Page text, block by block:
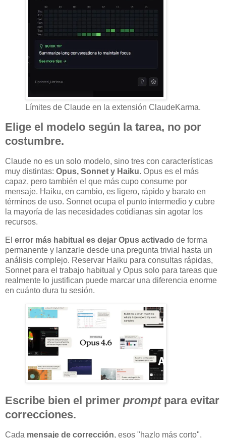
Límites de Claude en la extensión ClaudeKarma.
Elige el modelo según la tarea, no por
costumbre.
Claude no es un solo modelo, sino tres con características
muy distintas: Opus, Sonnet y Haiku. Opus es el más
capaz, pero también el que más cupo consume por
mensaje. Haiku, en cambio, es ligero, rápido y barato en
términos de uso. Sonnet ocupa el punto intermedio y cubre
la mayoría de las necesidades cotidianas sin agotar los
recursos.
El error más habitual es dejar Opus activado de forma
permanente y lanzarle desde una pregunta trivial hasta un
análisis complejo. Reservar Haiku para consultas rápidas,
Sonnet para el trabajo habitual y Opus solo para tareas que
realmente lo justifican puede marcar una diferencia enorme
en cuánto dura tu sesión.
Escribe bien el primer promptpara evitar
correcciones.
Cada mensaje de corrección, esos "hazlo más corto",